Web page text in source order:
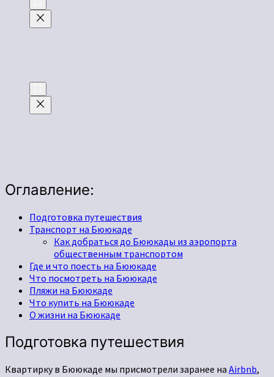
Оглавление:
Подготовка путешествия
Транспорт на Бююкаде
Как добраться до Бююкады из аэропорта
общественным транспортом
Где и что поесть на Бююкаде
Что посмотреть на Бююкаде
Пляжи на Бююкаде
Что купить на Бююкаде
О жизни на Бююкаде
Подготовка путешествия
Квартирку в Бююкаде мы присмотрели заранее на Airbnb,